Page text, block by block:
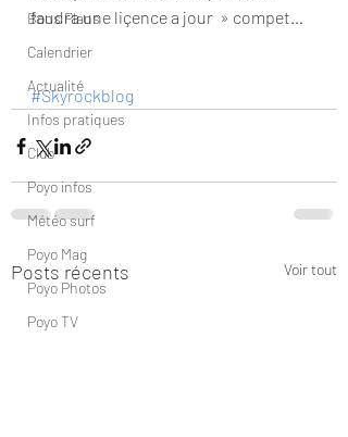
Bons Plans
Calendrier
Actualité
Infos pratiques
Club
Poyo infos
Météo surf
Poyo Mag
Poyo Photos
Poyo TV
faudra une liçence a jour  » compet…
#Skyrockblog
Posts récents Voir tout